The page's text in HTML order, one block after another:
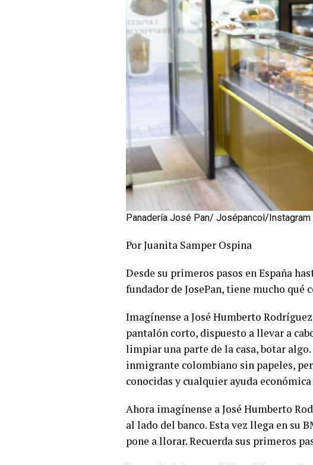
Panadería José Pan/ Josépancol/Instagram
Por Juanita Samper Ospina
Desde su primeros pasos en España
fundador de JosePan, tiene mucho qué
Imagínense a José Humberto
pantalón corto, dispuesto a llevar a
limpiar una parte de la casa, botar
inmigrante colombiano sin papeles,
conocidas y cualquier ayuda
Ahora imagínense a José Humberto
al lado del banco. Esta vez llega en su
pone a llorar. Recuerda sus primeros